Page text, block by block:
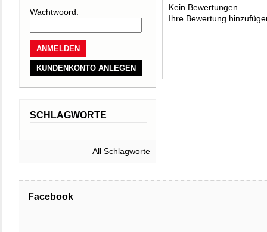
Gewicht 1420 g
Kein Bewertungen...
Ihre Bewertung
Wachtwoord:
KUNDENKONTO ANLEGEN
SCHLAGWORTE
All Schlagworte
Facebook